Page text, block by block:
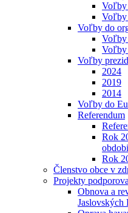
Voľby
Voľby
Voľby do
Voľby
Voľby
Voľby
2024
2019
2014
Voľby do
Referendum
Rok
Rok
Členstvo obce v
Projekty
Obnova a
Jaslovských